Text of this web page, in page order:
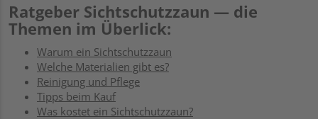
Ratgeber Sichtschutzzaun — die
Themen im Überlick:
Warum ein Sichtschutzzaun
Welche Materialien gibt es?
Reinigung und Pflege
Tipps beim Kauf
Was kostet ein Sichtschutzzaun?